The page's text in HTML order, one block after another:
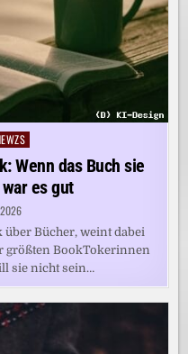
Wenn das Buch sie
es gut
Bücher, weint dabei
größten BookTokerinnen
sie nicht sein…